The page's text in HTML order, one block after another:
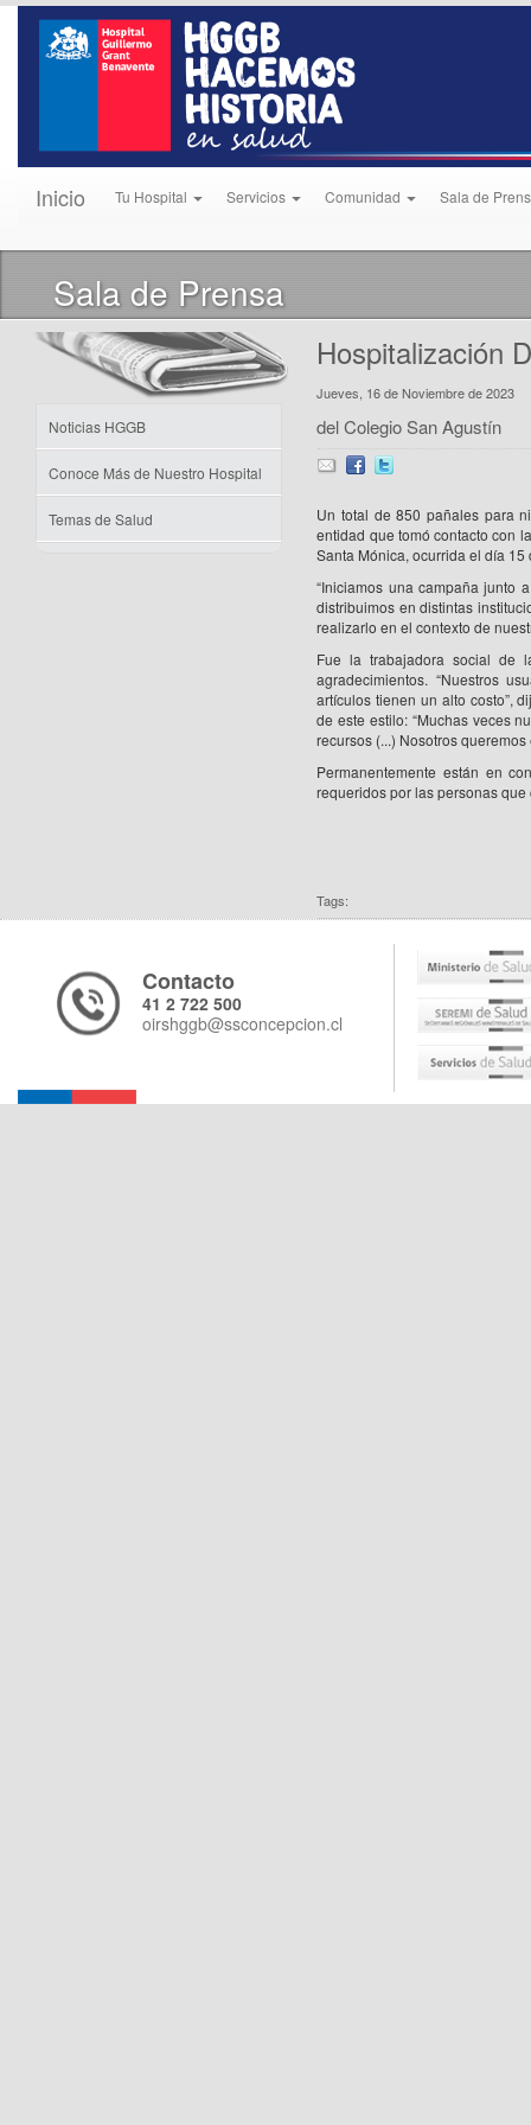
Inicio Tu Hospital Servicios Comunidad Sala de
Sala de Prensa
Noticias HGGB
Conoce Más de Nuestro Hospital
Temas de Salud
Hospitalización
Jueves, 16 de Noviembre de 2023
del Colegio San Agustín
Un total de 850 pañales para
entidad que tomó contacto con
Santa Mónica, ocurrida el día 15
“Iniciamos una campaña junto
distribuimos en distintas
realizarlo en el contexto de
Fue la trabajadora social de
agradecimientos. “Nuestros
artículos tienen un alto costo”,
de este estilo: “Muchas veces
recursos (...) Nosotros
Permanentemente están en
requeridos por las personas
Tags:
Contacto
41 2 722 500
oirshggb@ssconcepcion.cl